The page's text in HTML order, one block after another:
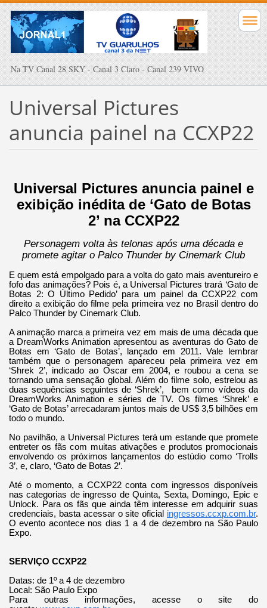
Na TV Canal 28 SKY - Canal 3 Claro - Canal 239 VIVO
Universal Pictures
anuncia painel na CCXP22
Universal Pictures anuncia painel e
exibição inédita de ‘Gato de Botas
2’ na CCXP22
Personagem volta às telonas após uma década e
promete agitar o Palco Thunder by Cinemark Club
E quem está empolgado para a volta do gato mais aventureiro e
fofo das animações? Pois é, a Universal Pictures trará ‘Gato de
Botas 2: O Último Pedido’ para um painel da CCXP22 com
direito a exibição do filme pela primeira vez no Brasil dentro do
Palco Thunder by Cinemark Club.
A animação marca a primeira vez em mais de uma década que
a DreamWorks Animation apresentou as aventuras do Gato de
Botas em ‘Gato de Botas’, lançado em 2011. Vale lembrar
também que o personagem apareceu pela primeira vez em
‘Shrek 2’, indicado ao Oscar em 2004, e roubou a cena se
tornando uma sensação global. Além do filme solo, estrelou as
duas sequências seguintes de ‘Shrek’, bem como vídeos da
DreamWorks Animation e séries de TV. Os filmes ‘Shrek’ e
‘Gato de Botas’ arrecadaram juntos mais de US$ 3,5 bilhões em
todo o mundo.
No pavilhão, a Universal Pictures terá um estande que promete
entreter os fãs com muitas ativações e produtos promocionais
envolvendo os próximos lançamentos do estúdio como ‘Trolls
3’, e, claro, ‘Gato de Botas 2’.
Até o momento, a CCXP22 conta com ingressos disponíveis
nas categorias de ingresso de Quinta, Sexta, Domingo, Epic e
Unlock. Para os fãs que ainda têm interesse em adquirir suas
credenciais, basta acessar o site oficial ingressos.ccxp.com.br.
O evento acontece nos dias 1 a 4 de dezembro na São Paulo
Expo.
SERVIÇO CCXP22
Datas: de 1º a 4 de dezembro
Local: São Paulo Expo
Para outras informações, acesse o site do